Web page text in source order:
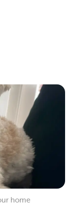
home